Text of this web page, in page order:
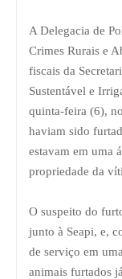
A Delegacia de
Crimes Rurais e
fiscais da
Sustentável e
quinta-feira (6),
haviam sido
estavam em uma
propriedade da
O suspeito do
junto à Seapi, e,
de serviço em
animais furtados